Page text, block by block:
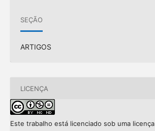
SEÇÃO
ARTIGOS
LICENÇA
Este trabalho está licenciado sob uma licença